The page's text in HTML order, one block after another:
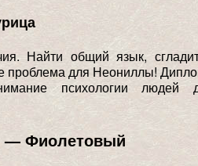
Найти общий язык,
проблема для Неониллы!
психологии людей
— Фиолетовый